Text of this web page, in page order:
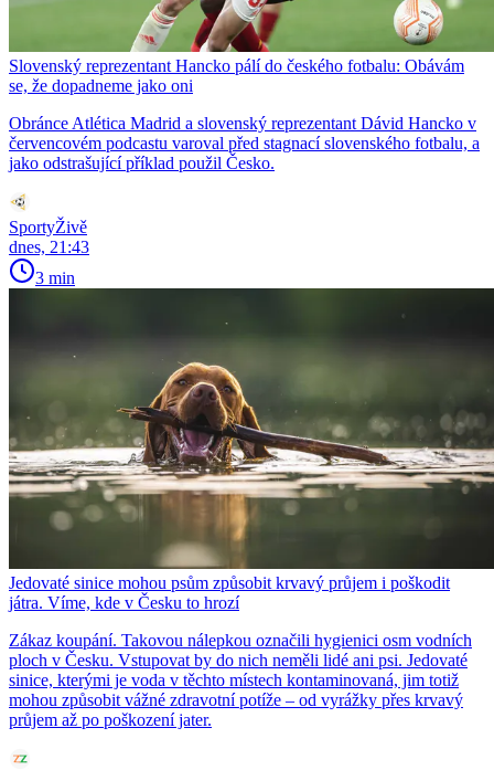
Slovenský reprezentant Hancko pálí do českého fotbalu: Obávám
se, že dopadneme jako oni
Obránce Atlética Madrid a slovenský reprezentant Dávid Hancko v
červencovém podcastu varoval před stagnací slovenského fotbalu, a
jako odstrašující příklad použil Česko.
SportyŽivě
dnes, 21:43
3 min
Jedovaté sinice mohou psům způsobit krvavý průjem i poškodit
játra. Víme, kde v Česku to hrozí
Zákaz koupání. Takovou nálepkou označili hygienici osm vodních
ploch v Česku. Vstupovat by do nich neměli lidé ani psi. Jedovaté
sinice, kterými je voda v těchto místech kontaminovaná, jim totiž
mohou způsobit vážné zdravotní potíže – od vyrážky přes krvavý
průjem až po poškození jater.